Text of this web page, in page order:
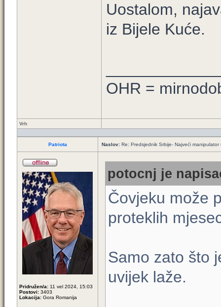
Uostalom,
iz Bijele Kuće.
OHR =
Vrh
Patriota Naslov: Re: Predsjednik Srbije- Najveći
Pridružen/a: 11 vel 2024, 15:03
Postovi: 3403
Lokacija: Gora Romanija
potocnj je
Čovjeku može
proteklih
Samo zato što
uvijek laže.